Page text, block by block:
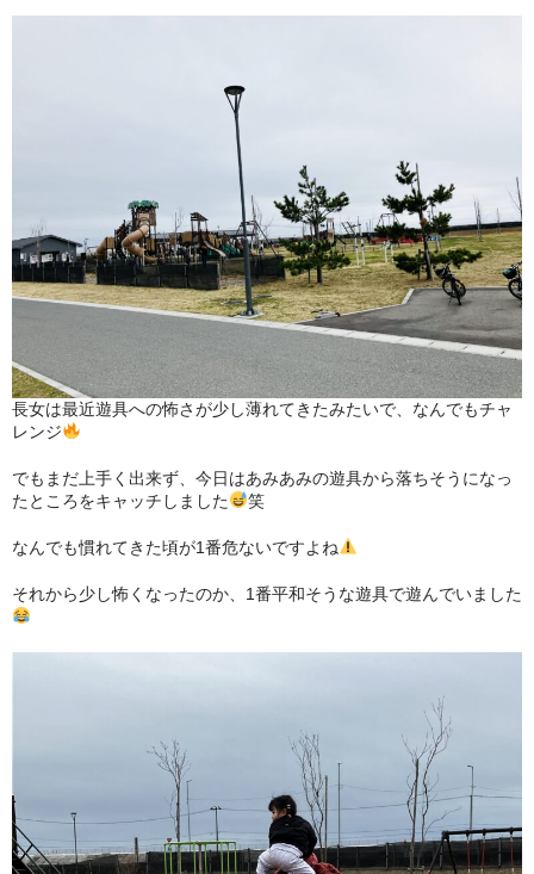
長女は最近遊具への怖さが少し薄れてきたみたいで、なんでもチャ
レンジ
でもまだ上手く出来ず、今日はあみあみの遊具から落ちそうになっ
たところをキャッチしました
笑
なんでも慣れてきた頃が1番危ないですよね
それから少し怖くなったのか、1番平和そうな遊具で遊んでいました